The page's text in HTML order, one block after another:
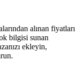
alınan fiyatları
bilgisi sunan
ekleyin,